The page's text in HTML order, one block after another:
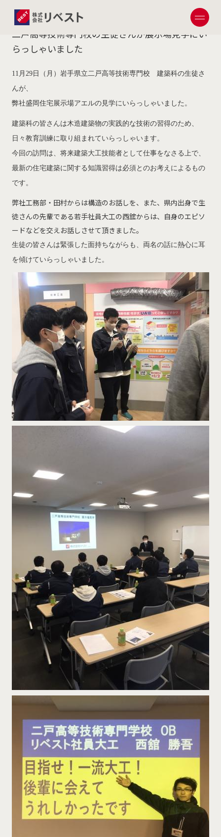
二戸高等技術専門校の生徒さんが展示場見学にい
らっしゃいました
11月29日（月）岩手県立二戸高等技術専門校 建築科の生徒さ
んが、
弊社盛岡住宅展示場アエルの見学にいらっしゃいました。
建築科の皆さんは木造建築物の実践的な技術の習得のため、
日々教育訓練に取り組まれていらっしゃいます。
今回の訪問は、将来建築大工技能者として仕事をなさる上で、
最新の住宅建築に関する知識習得は必須とのお考えによるもの
です。
弊社工務部・田村からは構造のお話しを、また、県内出身で生
徒さんの先輩である若手社員大工の西舘からは、自身のエピソ
ードなどを交えお話しさせて頂きました。
生徒の皆さんは緊張した面持ちながらも、両名の話に熱心に耳
を傾けていらっしゃいました。